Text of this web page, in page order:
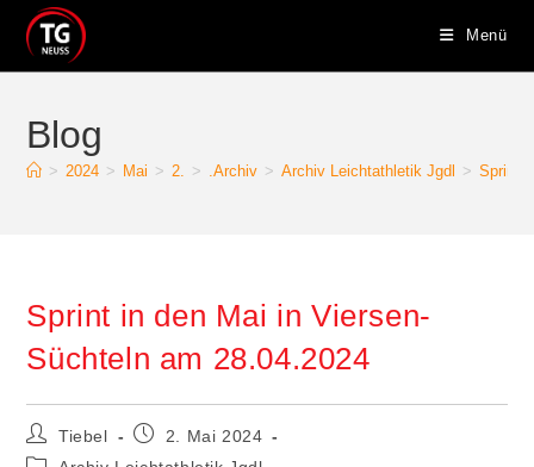
Inhalt
springen
Menü
Blog
> 2024 > Mai > 2. > .Archiv > Archiv Leichtathletik Jgdl > Sprint
Sprint in den Mai in Viersen-
Süchteln am 28.04.2024
Beitrags-
Autor:
Tiebel
Beitrag2. Mai 2024